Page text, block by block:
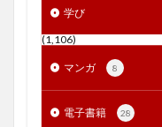
学び
(1,106)
マンガ 8
電子書籍 28